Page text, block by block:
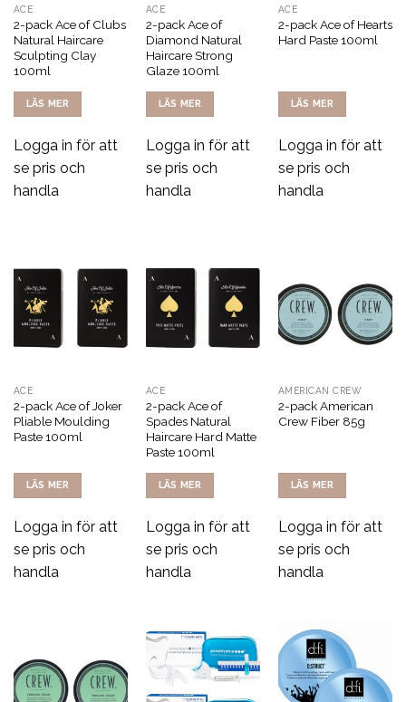
ACE
2-pack Ace of Clubs
Natural Haircare
Sculpting Clay
100ml
LÄS MER
Logga in för att
se pris och
handla
ACE
2-pack Ace of
Diamond Natural
Haircare Strong
Glaze 100ml
LÄS MER
Logga in för att
se pris och
handla
ACE
2-pack Ace of Hearts
Hard Paste 100ml
LÄS MER
Logga in för att
se pris och
handla
ACE
2-pack Ace of Joker
Pliable Moulding
Paste 100ml
LÄS MER
Logga in för att
se pris och
handla
ACE
2-pack Ace of
Spades Natural
Haircare Hard Matte
Paste 100ml
LÄS MER
Logga in för att
se pris och
handla
AMERICAN CREW
2-pack American
Crew Fiber 85g
LÄS MER
Logga in för att
se pris och
handla